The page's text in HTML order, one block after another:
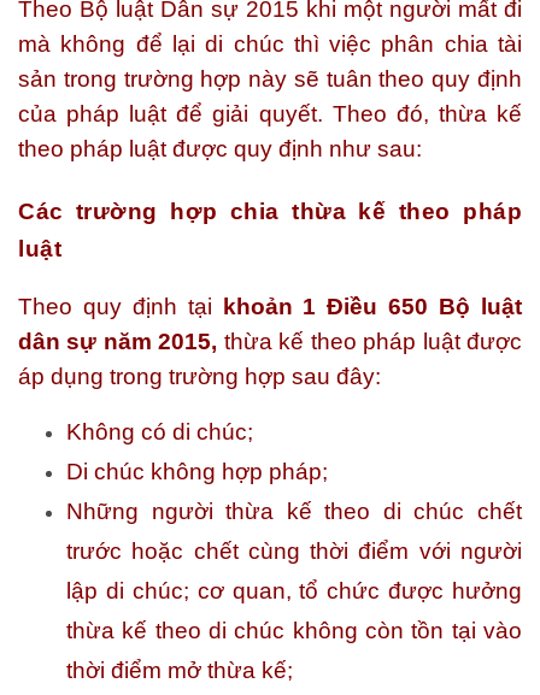
Theo Bộ luật Dân sự 2015 khi một người mất đi
mà không để lại di chúc thì việc phân chia tài
sản trong trường hợp này sẽ tuân theo quy định
của pháp luật để giải quyết. Theo đó, thừa kế
theo pháp luật được quy định như sau:
Các trường hợp chia thừa kế theo pháp
luật
Theo quy định tại khoản 1 Điều 650 Bộ luật
dân sự năm 2015, thừa kế theo pháp luật được
áp dụng trong trường hợp sau đây:
Không có di chúc;
Di chúc không hợp pháp;
Những người thừa kế theo di chúc chết
trước hoặc chết cùng thời điểm với người
lập di chúc; cơ quan, tổ chức được hưởng
thừa kế theo di chúc không còn tồn tại vào
thời điểm mở thừa kế;